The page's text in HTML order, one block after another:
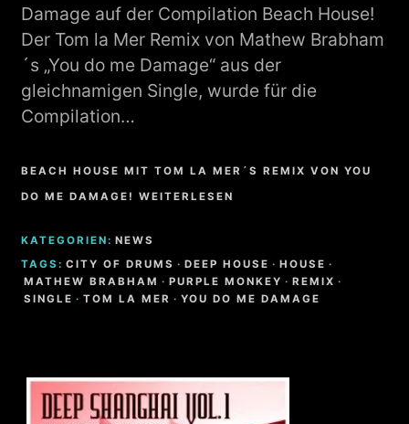
Damage auf der Compilation Beach House!
Der Tom la Mer Remix von Mathew Brabham
´s „You do me Damage“ aus der
gleichnamigen Single, wurde für die
Compilation…
BEACH HOUSE MIT TOM LA MER´S REMIX VON YOU
DO ME DAMAGE! WEITERLESEN
KATEGORIEN: NEWS
TAGS: CITY OF DRUMS · DEEP HOUSE · HOUSE ·
MATHEW BRABHAM · PURPLE MONKEY · REMIX ·
SINGLE · TOM LA MER · YOU DO ME DAMAGE